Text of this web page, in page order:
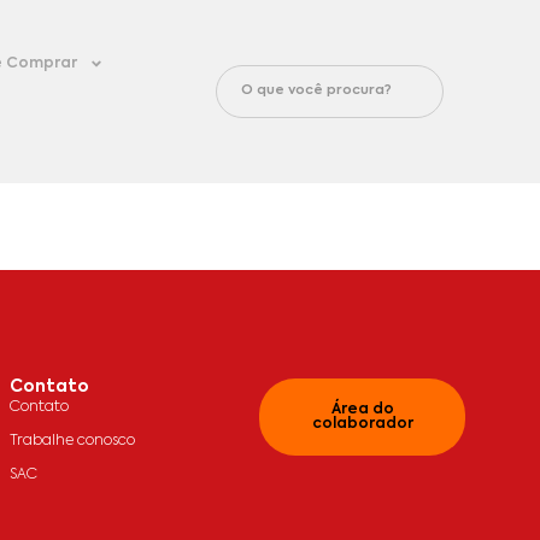
Comprar
Contato
Contato
Trabalhe conosco
SAC
Área do
colaborador